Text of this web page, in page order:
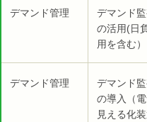
デマンド管理
デマンド
の活用(日
用を含む）
デマンド管理
デマンド
の導入（
見える化